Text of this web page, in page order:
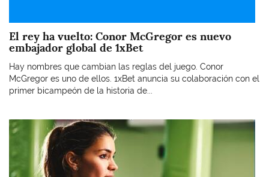
El rey ha vuelto: Conor McGregor es nuevo
embajador global de 1xBet
Hay nombres que cambian las reglas del juego. Conor
McGregor es uno de ellos. 1xBet anuncia su colaboración con el
primer bicampeón de la historia de...
Imagen